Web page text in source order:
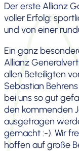
Der erste Allianz
voller Erfolg:
und von einer
Ein ganz
Allianz
allen Betei­ligten
Sebastian
bei uns so gut
den kommenden
ausge­tragen
gemacht :-). Wir
hoffen auf große